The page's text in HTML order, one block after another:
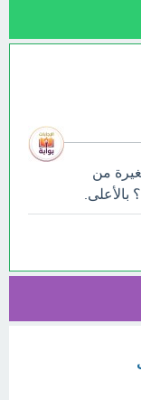
من